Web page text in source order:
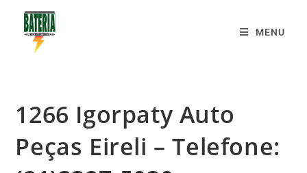
MENU
1266 Igorpaty Auto
Peças Eireli – Telefone: